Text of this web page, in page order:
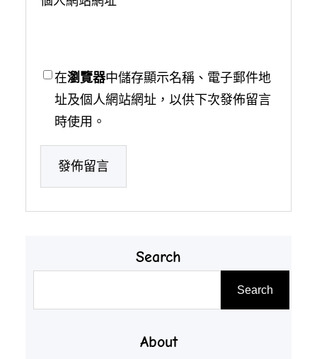
在瀏覽器中儲存顯示名稱、電子郵件地
址及個人網站網址，以供下次發佈留言
時使用。
Search
Search
About